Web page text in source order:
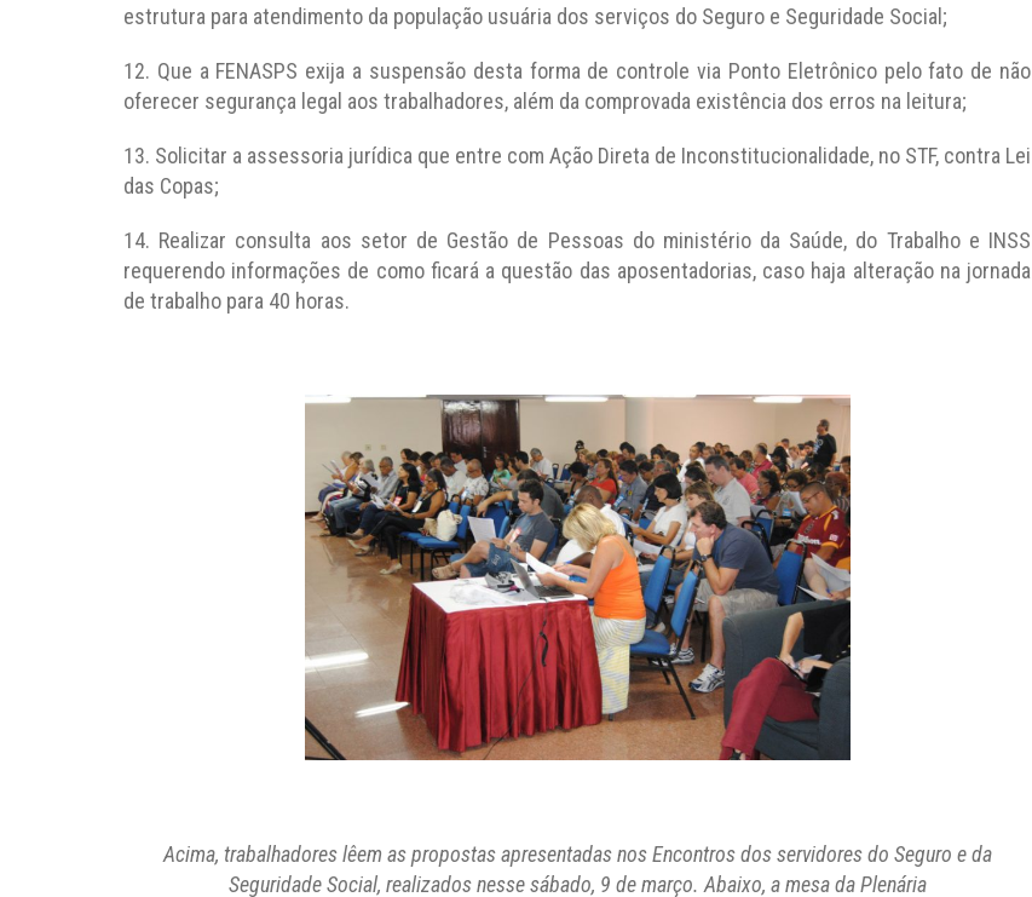
estrutura para atendimento da população usuária dos serviços do Seguro e Seguridade Social;
12. Que a FENASPS exija a suspensão desta forma de controle via Ponto Eletrônico pelo fato de não
oferecer segurança legal aos trabalhadores, além da comprovada existência dos erros na leitura;
13. Solicitar a assessoria jurídica que entre com Ação Direta de Inconstitucionalidade, no STF, contra Lei
das Copas;
14. Realizar consulta aos setor de Gestão de Pessoas do ministério da Saúde, do Trabalho e INSS
requerendo informações de como ficará a questão das aposentadorias, caso haja alteração na jornada
de trabalho para 40 horas.
Acima, trabalhadores lêem as propostas apresentadas nos Encontros dos servidores do Seguro e da
Seguridade Social, realizados nesse sábado, 9 de março. Abaixo, a mesa da Plenária